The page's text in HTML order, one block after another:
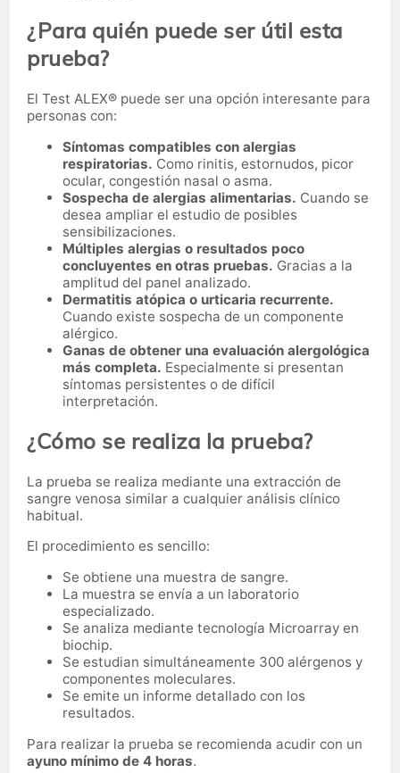
¿Para quién puede ser útil esta
prueba?
El Test ALEX® puede ser una opción interesante para
personas con:
Síntomas compatibles con alergias
respiratorias. Como rinitis, estornudos, picor
ocular, congestión nasal o asma.
Sospecha de alergias alimentarias. Cuando se
desea ampliar el estudio de posibles
sensibilizaciones.
Múltiples alergias o resultados poco
concluyentes en otras pruebas. Gracias a la
amplitud del panel analizado.
Dermatitis atópica o urticaria recurrente.
Cuando existe sospecha de un componente
alérgico.
Ganas de obtener una evaluación alergológica
más completa. Especialmente si presentan
síntomas persistentes o de difícil
interpretación.
¿Cómo se realiza la prueba?
La prueba se realiza mediante una extracción de
sangre venosa similar a cualquier análisis clínico
habitual.
El procedimiento es sencillo:
Se obtiene una muestra de sangre.
La muestra se envía a un laboratorio
especializado.
Se analiza mediante tecnología Microarray en
biochip.
Se estudian simultáneamente 300 alérgenos y
componentes moleculares.
Se emite un informe detallado con los
resultados.
Para realizar la prueba se recomienda acudir con un
ayuno mínimo de 4 horas.